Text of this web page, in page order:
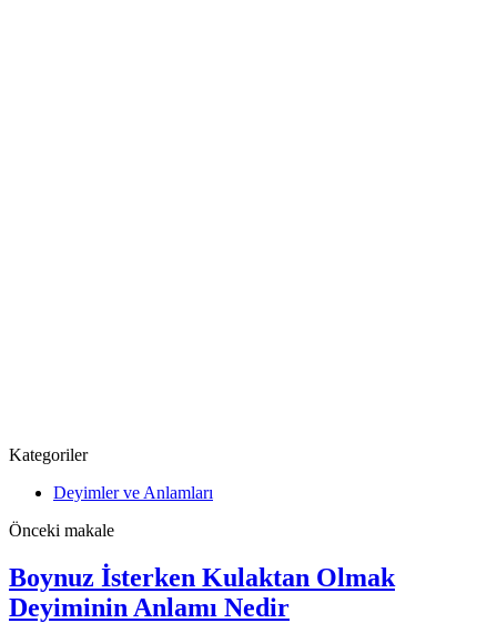
Kategoriler
Deyimler ve Anlamları
Önceki makale
Boynuz İsterken Kulaktan Olmak
Deyiminin Anlamı Nedir